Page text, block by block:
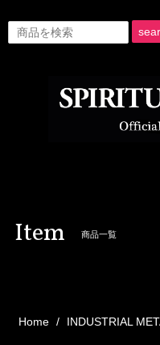
Item 商品一覧
Home INDUSTRIAL